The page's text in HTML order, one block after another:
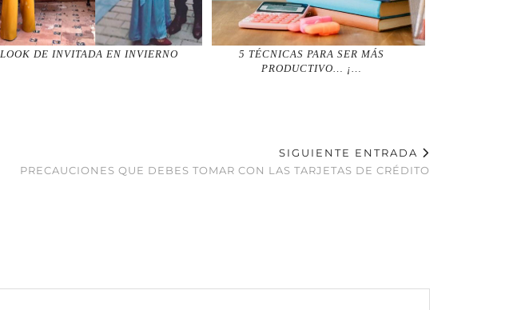
LOOK DE INVITADA EN INVIERNO
5 TÉCNICAS PARA SER MÁS
PRODUCTIVO… ¡…
SIGUIENTE ENTRADA
PRECAUCIONES QUE DEBES TOMAR CON LAS TARJETAS DE CRÉDITO